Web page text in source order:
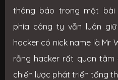
thông báo trong một bài
phía công ty vẫn luôn
hacker có nick name là Mr
rằng hacker rất quan
chiến lược phát triển tổng